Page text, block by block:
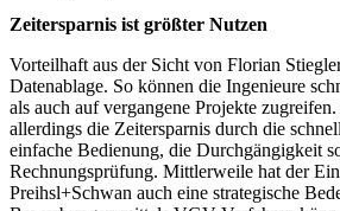
Zeitersparnis ist größter Nutzen
Vorteilhaft aus der Sicht von Florian
Datenablage. So können die Ingenieure
als auch auf vergangene Projekte
allerdings die Zeitersparnis durch die
einfache Bedienung, die Durchgängigkeit
Rechnungsprüfung. Mittlerweile hat der
Preihsl+Schwan auch eine strategische